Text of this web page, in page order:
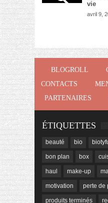
vie
avril 9,
BLOGROLL
CONTACTS
PARTENAIRES
ÉTIQUETTES
beauté bio
bon plan box
haul make-up
motivation perte de
produits terminés